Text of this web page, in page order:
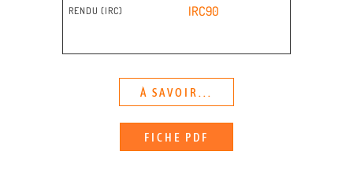
RENDU (IRC) IRC90
À SAVOIR...
FICHE PDF